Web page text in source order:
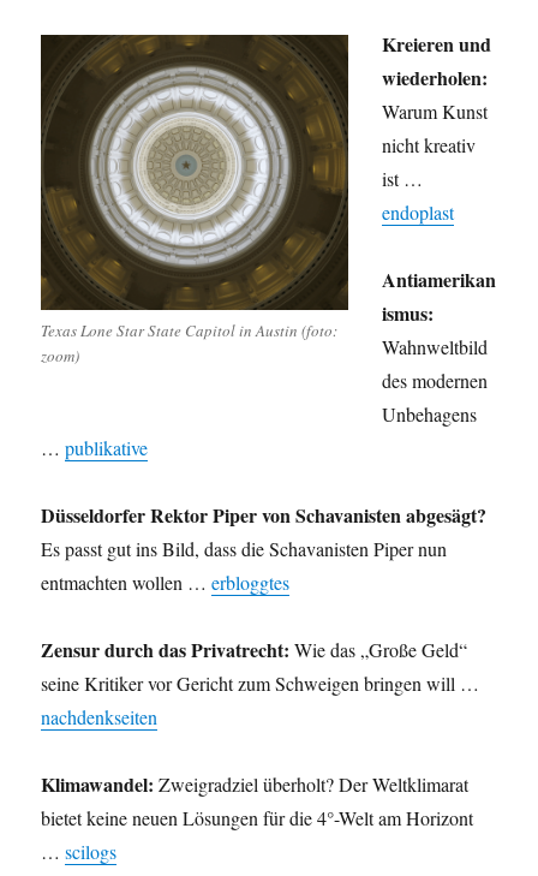
Texas Lone Star State Capitol in Austin (foto:
zoom)
Kreieren und
wiederholen:
Warum Kunst
nicht kreativ
ist …
endoplast
Antiamerikan
ismus:
Wahnweltbild
des modernen
Unbehagens
…publikative
Düsseldorfer Rektor Piper von Schavanisten abgesägt?
Es passt gut ins Bild, dass die Schavanisten Piper nun
entmachten wollen …erbloggtes
Zensur durch das Privatrecht: Wie das „Große Geld“
seine Kritiker vor Gericht zum Schweigen bringen will …
nachdenkseiten
Klimawandel: Zweigradziel überholt? Der Weltklimarat
bietet keine neuen Lösungen für die 4°-Welt am Horizont
…scilogs